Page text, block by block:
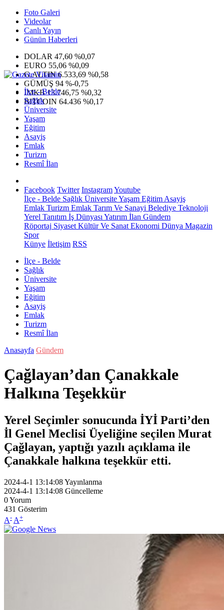
Foto Galeri
Videolar
Canlı Yayın
Günün Haberleri
DOLAR 47,60 %0,07
EURO 55,06 %0,09
G.ALTIN6.533,69 %0,58
GÜMÜŞ 94 %-0,75
IMKB13.746,75 %0,32
BITCOIN 64.436 %0,17
İlçe - Belde
Sağlık
Üniversite
Yaşam
Eğitim
Asayiş
Emlak
Turizm
Resmî İlan
Facebook Twitter InstagramYoutube
İlçe - Belde Sağlık ÜniversiteYaşam Eğitim Asayiş
Emlak Turizm Emlak Tarım Ve Sanayi Belediye Teknoloji
Yerel Tanıtım İş Dünyası Yatırım İlan Gündem
Röportaj Siyaset Kültür Ve Sanat Ekonomi Dünya Magazin
Spor
Künye İletişim RSS
İlçe - Belde
Sağlık
Üniversite
Yaşam
Eğitim
Asayiş
Emlak
Turizm
Resmî İlan
Anasayfa Gündem
Çağlayan’dan Çanakkale
Halkına Teşekkür
Yerel Seçimler sonucunda İYİ Parti’den
İl Genel Meclisi Üyeliğine seçilen Murat
Çağlayan, yaptığı yazılı açıklama ile
Çanakkale halkına teşekkür etti.
2024-4-1 13:14:08Yayınlanma
2024-4-1 13:14:08 Güncelleme
0Yorum
431 Gösterim
A- A+